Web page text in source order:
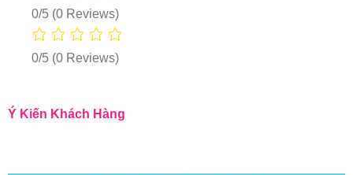
0/5 (0 Reviews)
0/5 (0 Reviews)
Ý Kiến Khách Hàng